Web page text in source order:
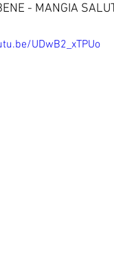
- MANGIA
UDwB2_xTPUo